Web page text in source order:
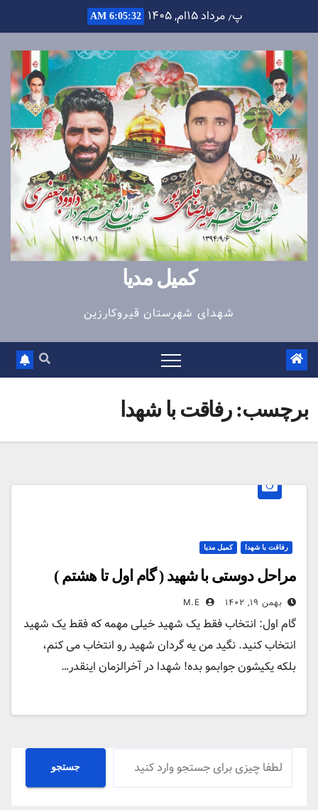
to
content
پ٫ مرداد ۱۵ام, ۱۴۰۵ 6:05:32 AM
کمیل مدیا
شهدای شهرستان قیروکارزین
برچسب:رفاقت با شهدا
رفاقت با شهدا کمیل مدیا
مراحل دوستی با شهید ( گام اول تا هشتم )
بهمن ۱۹, ۱۴۰۲
گام اول: انتخاب فقط یک شهید خیلی مهمه که فقط یک شهید
انتخاب کنید. نگید من یه گردان شهید رو انتخاب می کنم،
بلکه یکیشون جوابمو بده! شهدا در آخرالزمان اینقدر…
جستجو جستجو